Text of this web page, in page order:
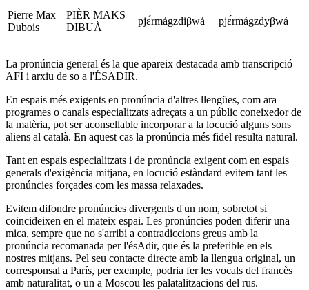
Pierre Max
Dubois
PIÈR MAKS
DIBUÀ
pjɛ́rmágzdiβwá pjɛ́rmágzdyβwá
La pronúncia general és la que apareix destacada amb transcripció
AFI i arxiu de so a l'ÉSADIR.
En espais més exigents en pronúncia d'altres llengües, com ara
programes o canals especialitzats adreçats a un públic coneixedor de
la matèria, pot ser aconsellable incorporar a la locució alguns sons
aliens al català. En aquest cas la pronúncia més fidel resulta natural.
Tant en espais especialitzats i de pronúncia exigent com en espais
generals d'exigència mitjana, en locució estàndard evitem tant les
pronúncies forçades com les massa relaxades.
Evitem difondre pronúncies divergents d'un nom, sobretot si
coincideixen en el mateix espai. Les pronúncies poden diferir una
mica, sempre que no s'arribi a contradiccions greus amb la
pronúncia recomanada per l'ésAdir, que és la preferible en els
nostres mitjans. Pel seu contacte directe amb la llengua original, un
corresponsal a París, per exemple, podria fer les vocals del francès
amb naturalitat, o un a Moscou les palatalitzacions del rus.